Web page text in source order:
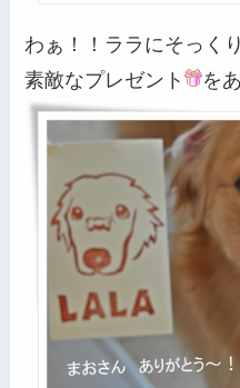
わぁ！！ララにそっく
素敵なプレゼント
を